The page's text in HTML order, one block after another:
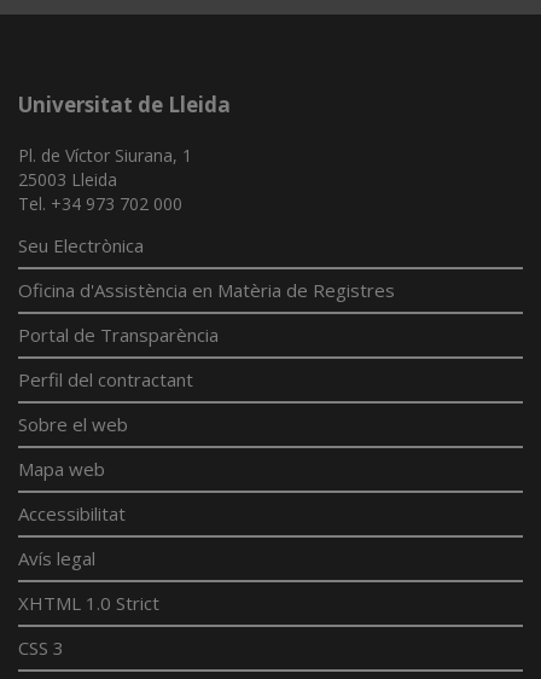
Universitat de Lleida
Pl. de Víctor Siurana, 1
25003 Lleida
Tel. +34 973 702 000
Seu Electrònica
Oficina d'Assistència en Matèria de Registres
Portal de Transparència
Perfil del contractant
Sobre el web
Mapa web
Accessibilitat
Avís legal
XHTML 1.0 Strict
CSS 3